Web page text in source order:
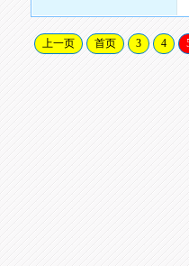
上一页 首页 3 4